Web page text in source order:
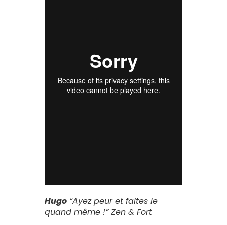
Hugo “Ayez peur et faites le
quand même !”Zen & Fort